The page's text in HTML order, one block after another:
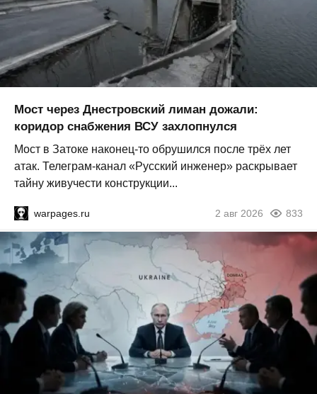
Мост через Днестровский лиман дожали:
коридор снабжения ВСУ захлопнулся
Мост в Затоке наконец-то обрушился после трёх лет
атак. Телеграм-канал «Русский инженер» раскрывает
тайну живучести конструкции...
warpages.ru 2 авг 2026 833